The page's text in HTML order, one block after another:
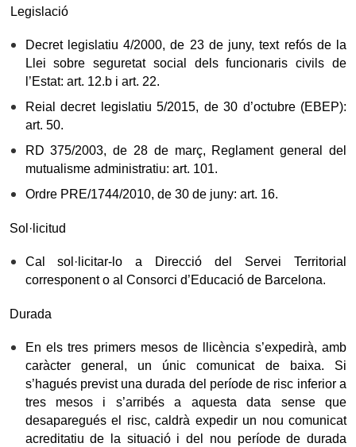
Legislació
Decret legislatiu 4/2000, de 23 de juny, text refós de la
Llei sobre seguretat social dels funcionaris civils de
l’Estat: art. 12.b i art. 22.
Reial decret legislatiu 5/2015, de 30 d’octubre (EBEP):
art. 50.
RD 375/2003, de 28 de març, Reglament general del
mutualisme administratiu: art. 101.
Ordre PRE/1744/2010, de 30 de juny: art. 16.
Sol·licitud
Cal sol·licitar-lo a Direcció del Servei Territorial
corresponent o al Consorci d’Educació de Barcelona.
Durada
En els tres primers mesos de llicència s’expedirà, amb
caràcter general, un únic comunicat de baixa. Si
s’hagués previst una durada del període de risc inferior a
tres mesos i s’arribés a aquesta data sense que
desaparegués el risc, caldrà expedir un nou comunicat
acreditatiu de la situació i del nou període de durada